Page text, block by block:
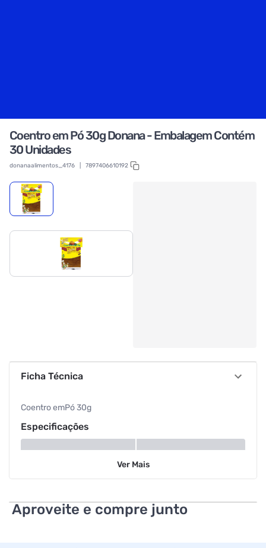
Coentro em Pó 30g Donana - Embalagem Contém
30 Unidades
donanaalimentos_4176 7897406610192
Ficha Técnica
Coentro emPó 30g
Especificações
Ver Mais
Aproveite e compre junto